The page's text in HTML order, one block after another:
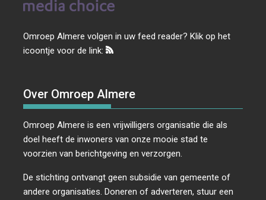
Omroep Almere volgen in uw feed reader? Klik op het
icoontje voor de link:
Over Omroep Almere
Omroep Almere is een vrijwilligers organisatie die als
doel heeft de inwoners van onze mooie stad te
voorzien van berichtgeving en verzorgen.
De stichting ontvangt geen subsidie van gemeente of
andere organisaties. Doneren of adverteren, stuur een